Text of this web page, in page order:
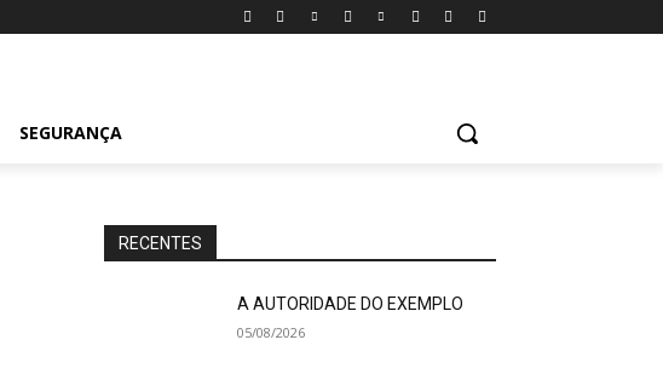
SEGURANÇA
RECENTES
A AUTORIDADE DO EXEMPLO
05/08/2026